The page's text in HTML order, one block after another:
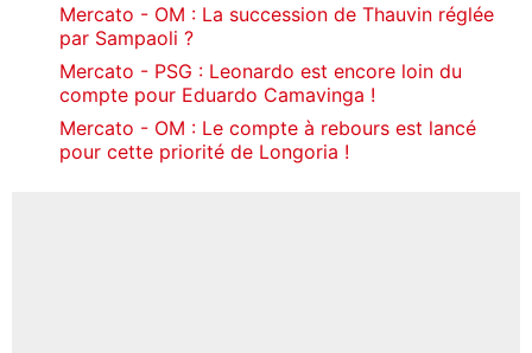
Mercato - OM : La succession de Thauvin réglée
par Sampaoli ?
Mercato - PSG : Leonardo est encore loin du
compte pour Eduardo Camavinga !
Mercato - OM : Le compte à rebours est lancé
pour cette priorité de Longoria !